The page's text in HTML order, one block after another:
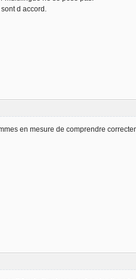
d accord.
en mesure de comprendre